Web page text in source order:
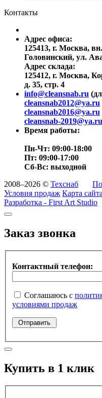
Контакты
Адрес офиса:
125413, г. Москва,
Головинский, ул.
Адрес склада:
125412, г. Москва,
д. 35, стр. 4
info@cleansnab.ru
cleansnab2012@ya.ru
cleansnab2016@ya.ru
cleansnab-2019@ya.ru
Время работы:
Пн-Чт: 09:00-18:00
Пт: 09:00-17:00
Сб-Вс: выходной
2008–2026 © Техснаб
Условия продаж Карта
Разработка - First Art Studio
Заказ звонка
Контактный телефон:
Соглашаюсь с
условиями продаж
Купить в 1 клик